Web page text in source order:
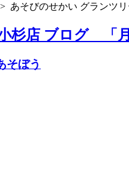
> あそびのせかい グランツ
杉店 ブログ 「月
そぼう